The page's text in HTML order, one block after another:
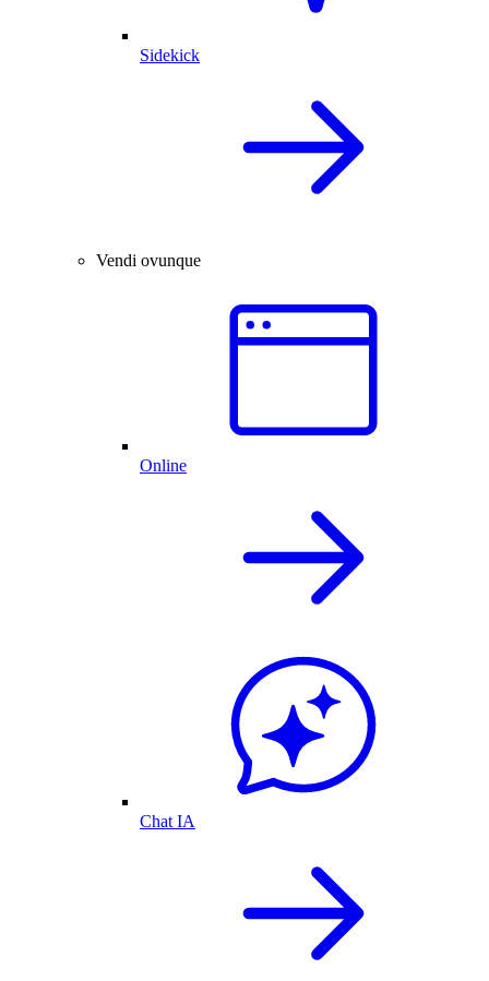
Sidekick
Vendi ovunque
Online
Chat IA